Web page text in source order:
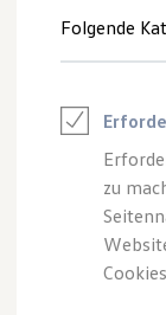
Junge
Leasing
Folgende
zu